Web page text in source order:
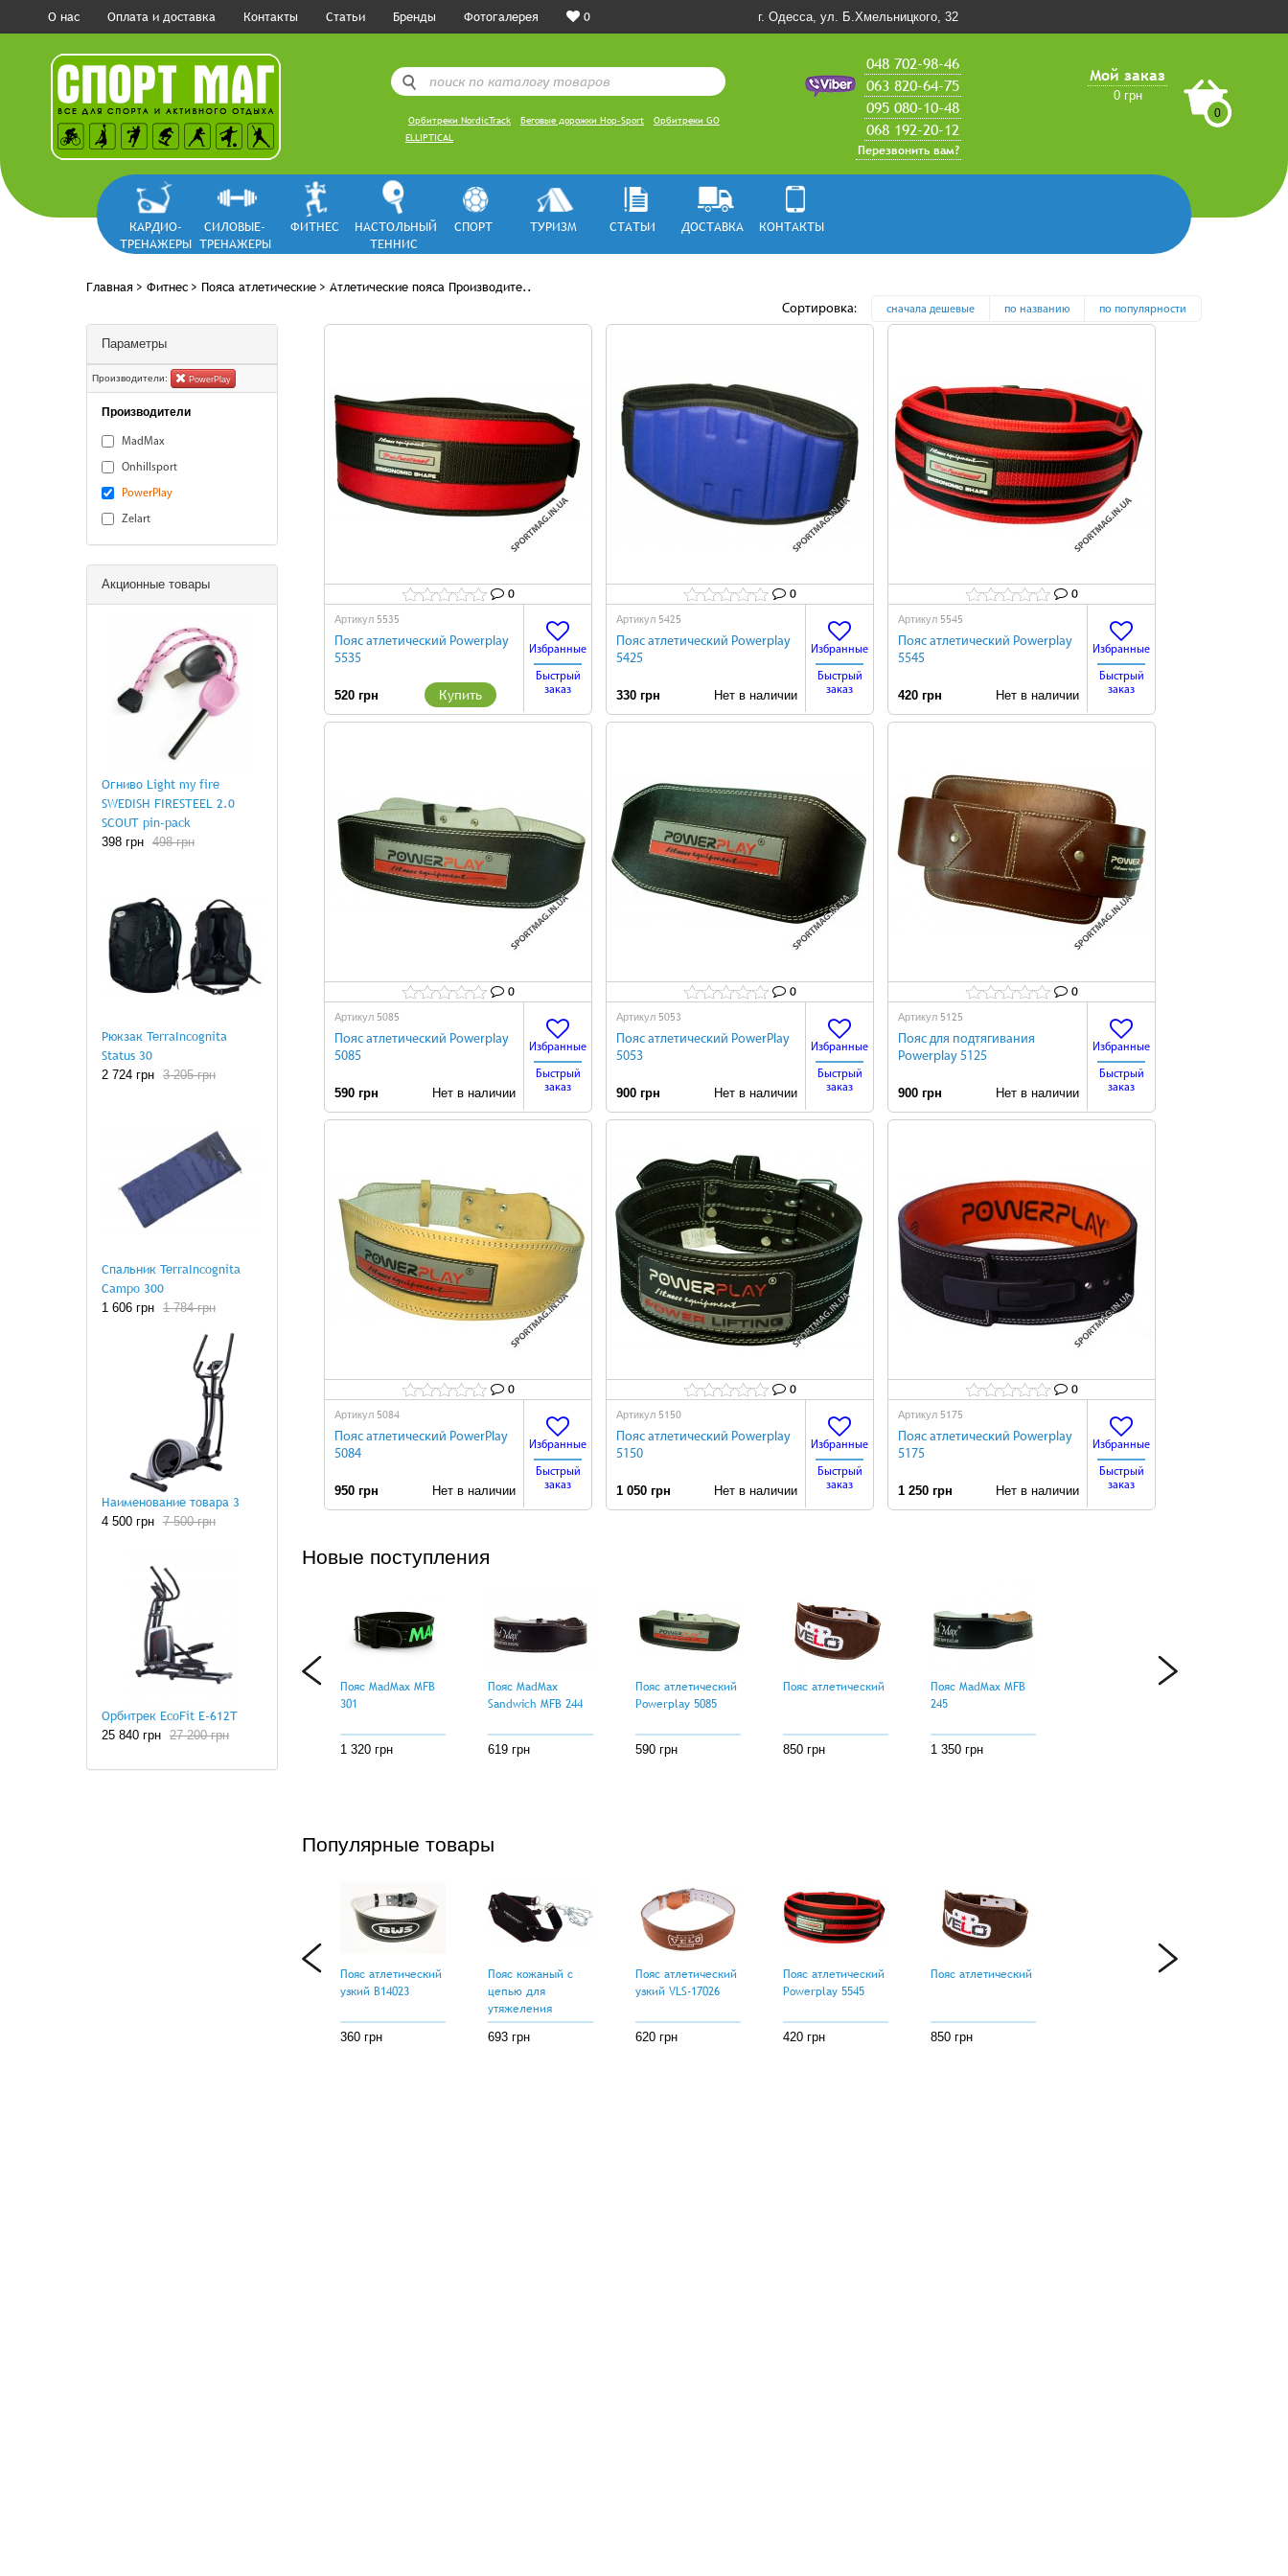
О нас Оплата и доставка Контакты Статьи Бренды Фотогалерея 0 г. Одесса, ул. Б.Хмельницкого, 32
Орбитреки NordicTrack Беговые дорожки Hop-Sport
Орбитреки GO
ELLIPTICAL
Мой заказ
0 грн
0
048 702-98-46
063 820-64-75
095 080-10-48
068 192-20-12
Перезвонить вам?
КАРДИО-
ТРЕНАЖЕРЫ
СИЛОВЫЕ-
ТРЕНАЖЕРЫ
ФИТНЕС
НАСТОЛЬНЫЙ
ТЕННИС
СПОРТ ТУРИЗМ СТАТЬИ ДОСТАВКА КОНТАКТЫ
Главная > Фитнес > Пояса атлетические > Атлетические пояса Производите..
по популярности
по названию
сначала дешевые
Сортировка:
Параметры
Производители: PowerPlay
Производители
MadMax
Onhillsport
PowerPlay
Zelart
Акционные товары
Огниво Light my fire
SWEDISH FIRESTEEL 2.0
SCOUT pin-pack
398 грн 498 грн
Рюкзак TerraIncognita
Status 30
2 724 грн 3 205 грн
Спальник TerraIncognita
Campo 300
1 606 грн 1 784 грн
Наименование товара 3
4 500 грн 7 500 грн
Орбитрек EcoFit E-612T
25 840 грн 27 200 грн
0
Артикул 5535
Пояс атлетический Powerplay
5535
520 грн Купить
Избранные
Быстрый
заказ
0
Артикул 5425
Пояс атлетический Powerplay
5425
330 грн Нет в наличии
Избранные
Быстрый
заказ
0
Артикул 5545
Пояс атлетический Powerplay
5545
420 грн Нет в наличии
Избранные
Быстрый
заказ
0
Артикул 5085
Пояс атлетический Powerplay
5085
590 грн Нет в наличии
Избранные
Быстрый
заказ
0
Артикул 5053
Пояс атлетический PowerPlay
5053
900 грн Нет в наличии
Избранные
Быстрый
заказ
0
Артикул 5125
Пояс для подтягивания
Powerplay 5125
900 грн Нет в наличии
Избранные
Быстрый
заказ
0
Артикул 5084
Пояс атлетический PowerPlay
5084
950 грн Нет в наличии
Избранные
Быстрый
заказ
0
Артикул 5150
Пояс атлетический Powerplay
5150
1 050 грн Нет в наличии
Избранные
Быстрый
заказ
0
Артикул 5175
Пояс атлетический Powerplay
5175
1 250 грн Нет в наличии
Избранные
Быстрый
заказ
Новые поступления
Пояс MadMax MFB
301
1 320 грн
Пояс MadMax
Sandwich MFB 244
619 грн
Пояс атлетический
Powerplay 5085
590 грн
Пояс атлетический
850 грн
Пояс MadMax MFB
245
1 350 грн
Популярные товары
Пояс атлетический
узкий B14023
360 грн
Пояс кожаный с
цепью для
утяжеления
(атлетический) 85
см черный
693 грн
Пояс атлетический
узкий VLS-17026
620 грн
Пояс атлетический
Powerplay 5545
420 грн
Пояс атлетический
850 грн